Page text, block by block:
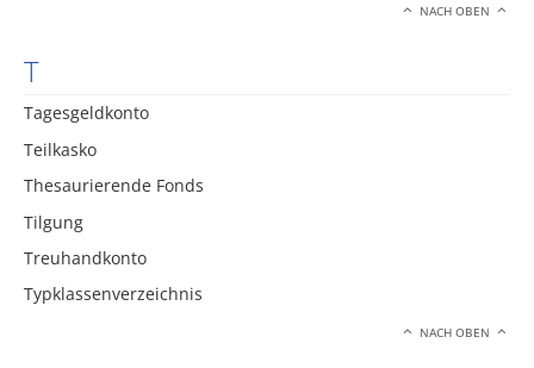
NACH OBEN
T
Tagesgeldkonto
Teilkasko
Thesaurierende Fonds
Tilgung
Treuhandkonto
Typklassenverzeichnis
NACH OBEN